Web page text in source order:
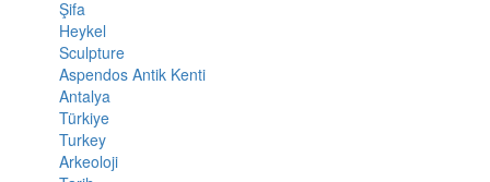
Şifa
Heykel
Sculpture
Aspendos Antik Kenti
Antalya
Türkiye
Turkey
Arkeoloji